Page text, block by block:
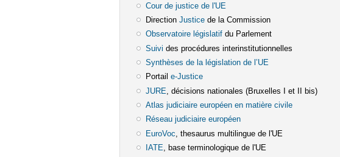
Cour de justice de l'UE
Direction Justice(le lien est externe)
de la Commission
Observatoire législatif(le lien est externe)
du Parlement
Suivi (le lien est externe)
des procédures interinstitutionnelles
Synthèses de la législation de l’UE(le lien est externe)
Portail e-Justice(le lien est externe)
JURE (le lien est externe)
, décisions nationales (Bruxelles I et II bis)
Atlas judiciaire européen en matière civile(le lien est
Réseau judiciaire européen(le lien est externe)
EuroVoc (le lien est externe)
, thesaurus multilingue de l'UE
IATE(le lien est externe)
, base terminologique de l'UE